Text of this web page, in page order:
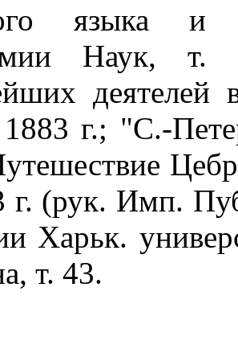
языка и
Наук,
деятелей
г.; "С.-
г. (рук. Имп.
Харьк.
т. 43.